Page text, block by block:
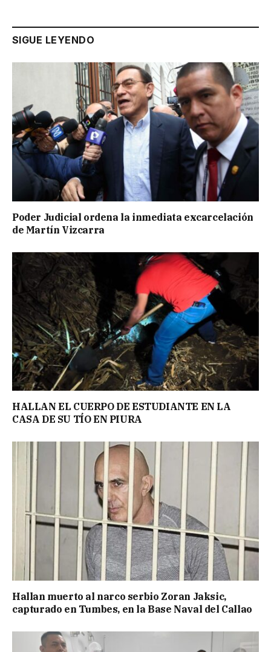
SIGUE LEYENDO
Poder Judicial ordena la inmediata excarcelación
de Martín Vizcarra
HALLAN EL CUERPO DE ESTUDIANTE EN LA
CASA DE SU TÍO EN PIURA
Hallan muerto al narco serbio Zoran Jaksic,
capturado en Tumbes, en la Base Naval del Callao